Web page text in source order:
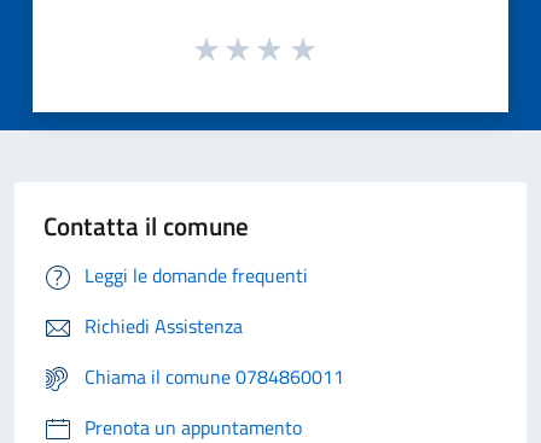
Contatta il comune
Leggi le domande frequenti
Richiedi Assistenza
Chiama il comune 0784860011
Prenota un appuntamento